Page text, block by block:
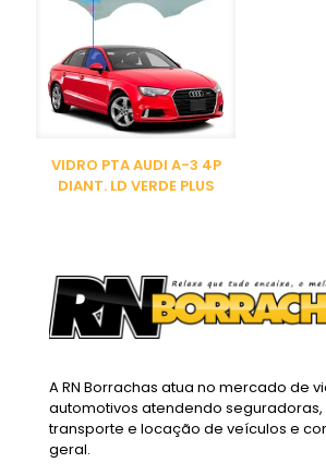
VIDRO PTA AUDI A-3 4P
DIANT. LD VERDE PLUS
A RN Borrachas atua no mercado de
automotivos atendendo
transporte e locação de veículos e
geral.